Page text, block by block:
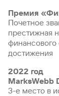
Премия
Почетное
престижная
достижения
2022 год
MarksWebb
3-е место в